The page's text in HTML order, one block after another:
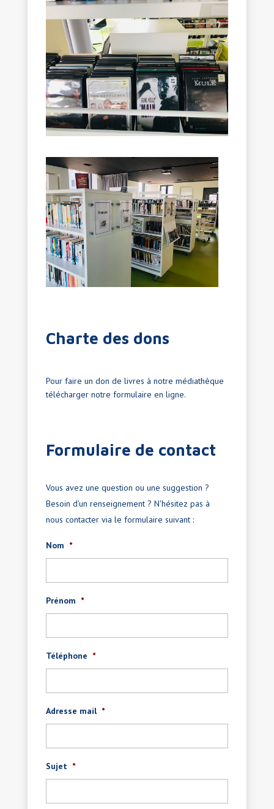
Charte des dons
Pour faire un don de livres à notre médiathèque
télécharger notre formulaire en ligne.
Formulaire de contact
Vous avez une question ou une suggestion ?
Besoin d’un renseignement ? N'hésitez pas à
nous contacter via le formulaire suivant :
Nom *
Prénom *
Téléphone *
Adresse mail *
Sujet *